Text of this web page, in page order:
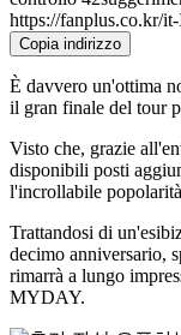
https://fanplus.co.kr/
Copia indirizzo
È davvero un'ottima
il gran finale del tour
Visto che, grazie
disponibili posti
l'incrollabile
Trattandosi di
decimo anniversario,
rimarrà a lungo
MYDAY.